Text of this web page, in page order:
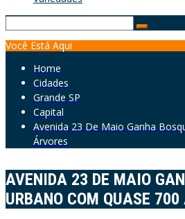
Você Está Aqui
Home
Cidades
Grande SP
Capital
Avenida 23 De Maio Ganha
Árvores
AVENIDA 23 DE MAIO
URBANO COM QUASE 700